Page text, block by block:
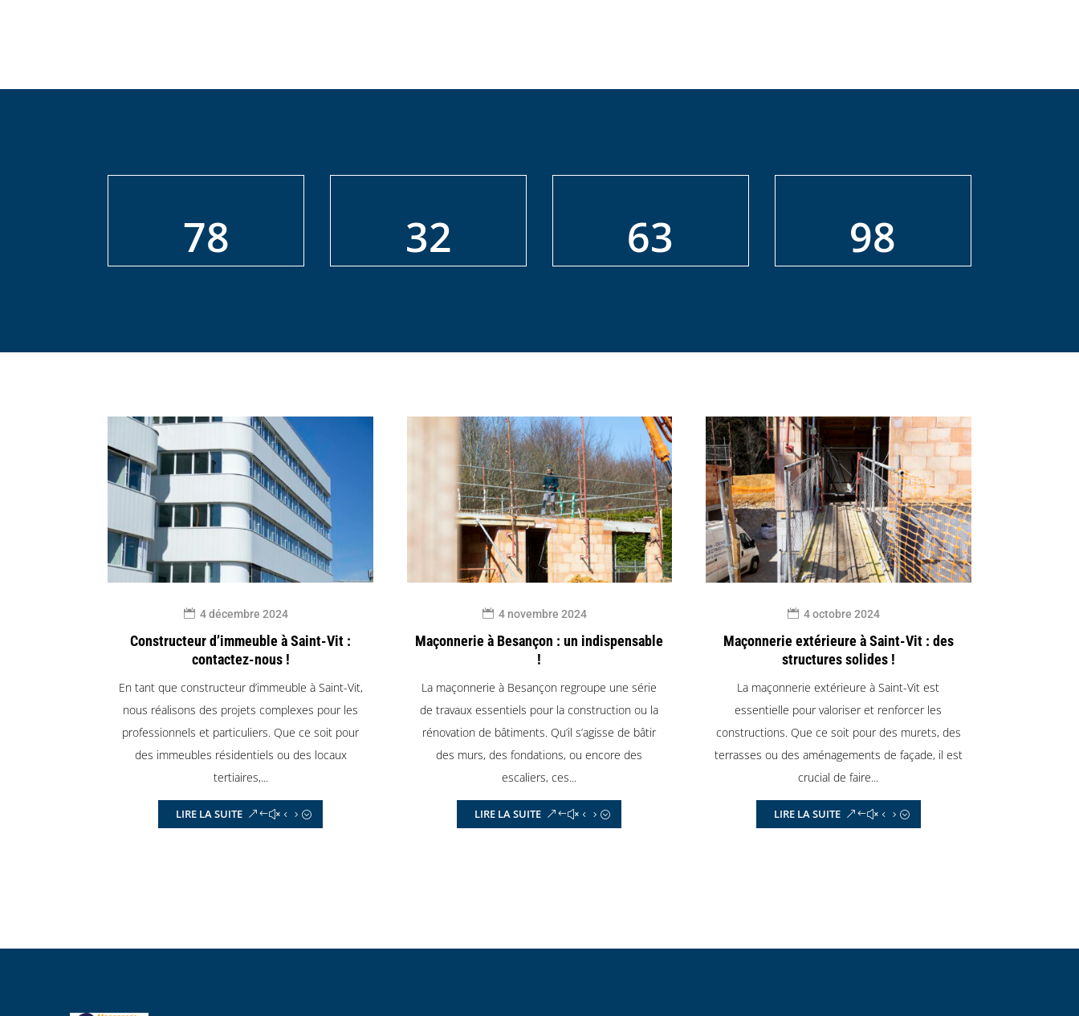
78 32 63 98
4 décembre 2024
Constructeur d’immeuble à Saint-Vit :
contactez-nous !
En tant que constructeur d’immeuble à Saint-Vit,
nous réalisons des projets complexes pour les
professionnels et particuliers. Que ce soit pour
des immeubles résidentiels ou des locaux
tertiaires,...
LIRE LA SUITE
4 novembre 2024
Maçonnerie à Besançon : un indispensable
!
La maçonnerie à Besançon regroupe une série
de travaux essentiels pour la construction ou la
rénovation de bâtiments. Qu’il s’agisse de bâtir
des murs, des fondations, ou encore des
escaliers, ces...
LIRE LA SUITE
4 octobre 2024
Maçonnerie extérieure à Saint-Vit : des
structures solides !
La maçonnerie extérieure à Saint-Vit est
essentielle pour valoriser et renforcer les
constructions. Que ce soit pour des murets, des
terrasses ou des aménagements de façade, il est
crucial de faire...
LIRE LA SUITE